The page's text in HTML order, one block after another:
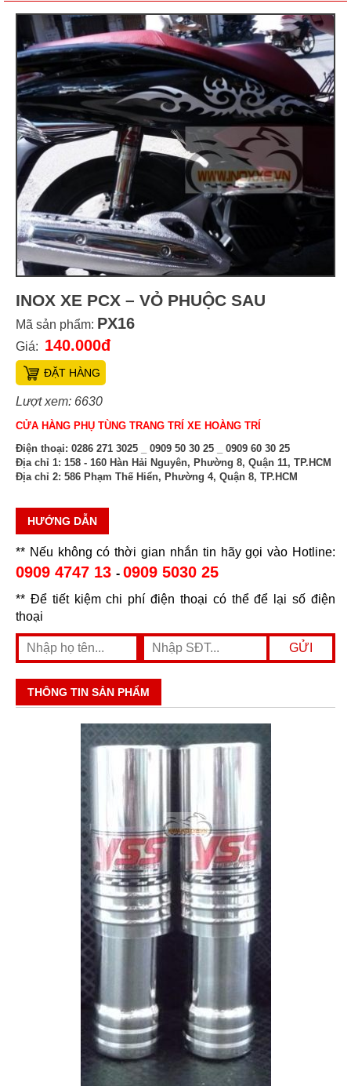
INOX XE PCX – VỎ PHUỘC SAU
Mã sản phẩm: PX16
Giá: 140.000đ
ĐẶT HÀNG
Lượt xem: 6630
CỬA HÀNG PHỤ TÙNG TRANG TRÍ XE HOÀNG TRÍ
Điện thoại: 0286 271 3025 _ 0909 50 30 25 _ 0909 60 30 25
Địa chỉ 1: 158 - 160 Hàn Hải Nguyên, Phường 8, Quận 11, TP.HCM
Địa chỉ 2: 586 Phạm Thế Hiển, Phường 4, Quận 8, TP.HCM
HƯỚNG DẪN
** Nếu không có thời gian nhắn tin hãy gọi vào Hotline:
0909 4747 13 - 0909 5030 25
** Để tiết kiệm chi phí điện thoại có thể để lại số điện
thoại
THÔNG TIN SẢN PHẨM